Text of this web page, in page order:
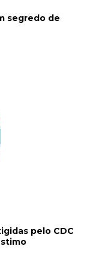
segredo de
pelo CDC